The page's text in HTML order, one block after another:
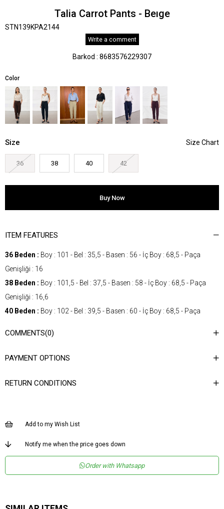
Talia Carrot Pants - Beıge
STN139KPA2144
Write a comment
Barkod : 8683576229307
Color
Size
36 38 40 42
ITEM FEATURES
36 Beden : Boy : 101 - Bel : 35,5 - Basen : 56 - İç Boy : 68,5 - Paça
Genişliği : 16
38 Beden : Boy : 101,5 - Bel : 37,5 - Basen : 58 - İç Boy : 68,5 - Paça
Genişliği : 16,6
40 Beden : Boy : 102 - Bel : 39,5 - Basen : 60 - İç Boy : 68,5 - Paça
Boy : 102,5 - Bel : 41,5 - Basen : 62 - İç Boy : 68,5 - Paça
Desen Düz
Dokuma Tipi Düz Dokuma
Ortam Casual/Günlük
Materyal Dokuma
Boy
COMMENTS(0)
PAYMENT OPTIONS
RETURN CONDITIONS
Add to my Wish List
Notify me when the price goes down
Order with Whatsapp